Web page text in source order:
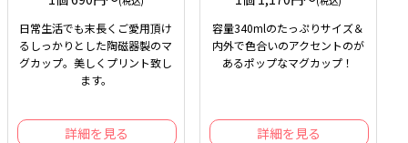
日常生活でも末長くご愛用頂け
るしっかりとした陶磁器製のマ
グカップ。美しくプリント致し
ます。
詳細を見る
容量340mlのたっぷりサイズ＆
内外で色合いのアクセントのが
あるポップなマグカップ！
詳細を見る